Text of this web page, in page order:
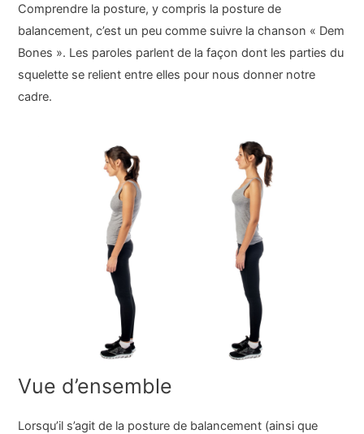
Comprendre la posture, y compris la posture de
balancement, c’est un peu comme suivre la chanson « Dem
Bones ». Les paroles parlent de la façon dont les parties du
squelette se relient entre elles pour nous donner notre
cadre.
Vue d’ensemble
Lorsqu’il s’agit de la posture de balancement (ainsi que